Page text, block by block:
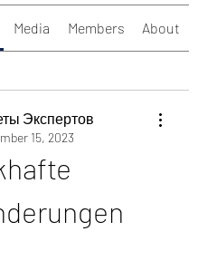
Media Members About
Экспертов
15, 2023